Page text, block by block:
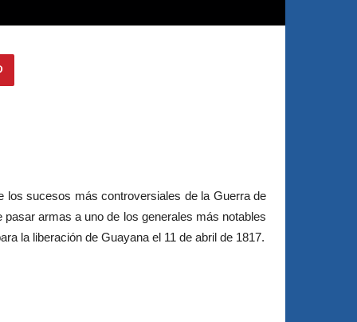
los sucesos más controversiales de la Guerra de
armas a uno de los generales más notables
la liberación de Guayana el 11 de abril de 1817.